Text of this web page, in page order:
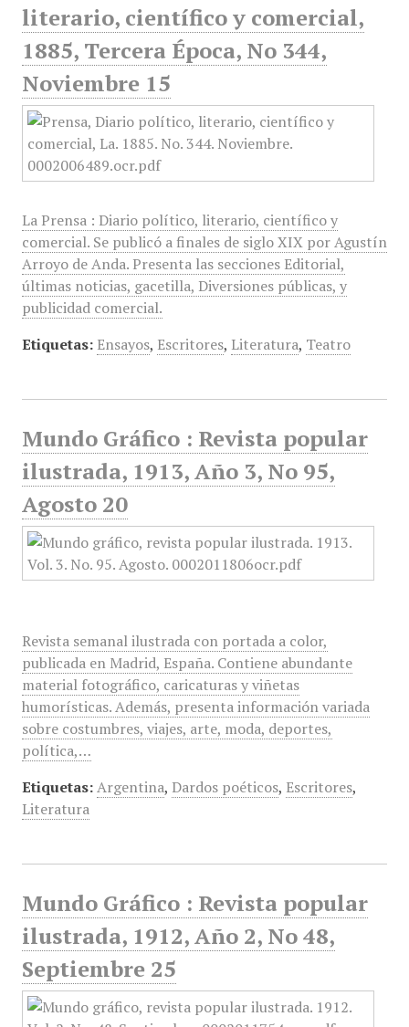
literario, científico y comercial,
1885, Tercera Época, No 344,
Noviembre 15
La Prensa : Diario político, literario, científico y
comercial. Se publicó a finales de siglo XIX por Agustín
Arroyo de Anda. Presenta las secciones Editorial,
últimas noticias, gacetilla, Diversiones públicas, y
publicidad comercial.
Etiquetas: Ensayos, Escritores, Literatura, Teatro
Mundo Gráfico : Revista popular
ilustrada, 1913, Año 3, No 95,
Agosto 20
Revista semanal ilustrada con portada a color,
publicada en Madrid, España. Contiene abundante
material fotográfico, caricaturas y viñetas
humorísticas. Además, presenta información variada
sobre costumbres, viajes, arte, moda, deportes,
política,…
Etiquetas: Argentina, Dardos poéticos, Escritores,
Literatura
Mundo Gráfico : Revista popular
ilustrada, 1912, Año 2, No 48,
Septiembre 25